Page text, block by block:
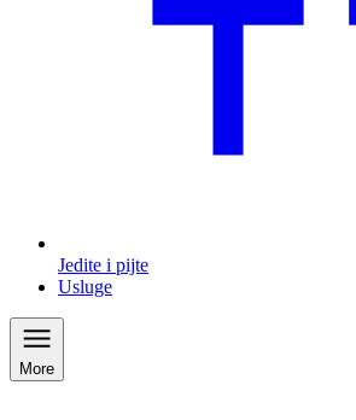
Jedite i pijte
Usluge
More